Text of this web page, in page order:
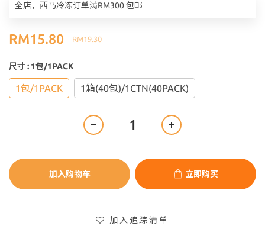
全店，西马冷冻订单满RM300 包邮
RM19.30
RM15.80
尺寸: 1包/1PACK
1包/1PACK 1箱(40包)/1CTN(40PACK)
加入购物车 立即购买
加入追踪清单